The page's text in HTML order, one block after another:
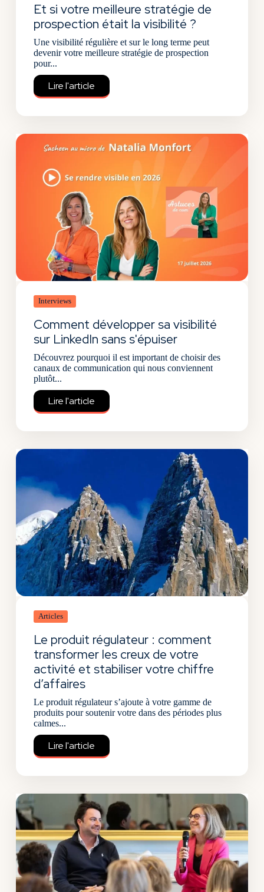
Et si votre meilleure stratégie de
prospection était la visibilité ?
Une visibilité régulière et sur le long terme peut
devenir votre meilleure stratégie de prospection
pour...
Lire l'article
Interviews
Comment développer sa visibilité
sur LinkedIn sans s'épuiser
Découvrez pourquoi il est important de choisir des
canaux de communication qui nous conviennent
plutôt...
Lire l'article
Articles
Le produit régulateur : comment
transformer les creux de votre
activité et stabiliser votre chiffre
d’affaires
Le produit régulateur s’ajoute à votre gamme de
produits pour soutenir votre dans des périodes plus
calmes...
Lire l'article